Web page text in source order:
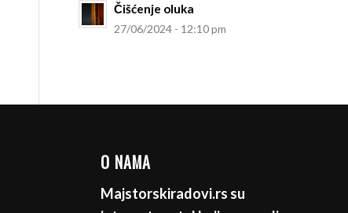
Čišćenje oluka
27/06/2024 - 12:10 pm
O NAMA
Majstorskiradovi.rs su